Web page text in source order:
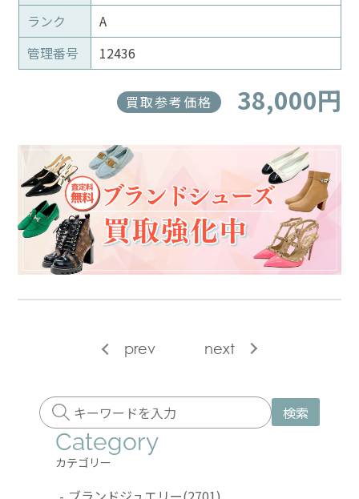
ランク
A
管理番号
12436
買取参考価格 38,000円
prev next
検索
Category
カテゴリー